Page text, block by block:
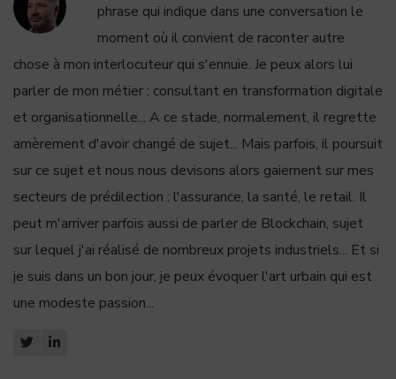
phrase qui indique dans une conversation le
moment où il convient de raconter autre
chose à mon interlocuteur qui s'ennuie. Je peux alors lui
parler de mon métier : consultant en transformation digitale
et organisationnelle... A ce stade, normalement, il regrette
amèrement d'avoir changé de sujet... Mais parfois, il poursuit
sur ce sujet et nous nous devisons alors gaiement sur mes
secteurs de prédilection : l'assurance, la santé, le retail. Il
peut m'arriver parfois aussi de parler de Blockchain, sujet
sur lequel j'ai réalisé de nombreux projets industriels... Et si
je suis dans un bon jour, je peux évoquer l'art urbain qui est
une modeste passion...